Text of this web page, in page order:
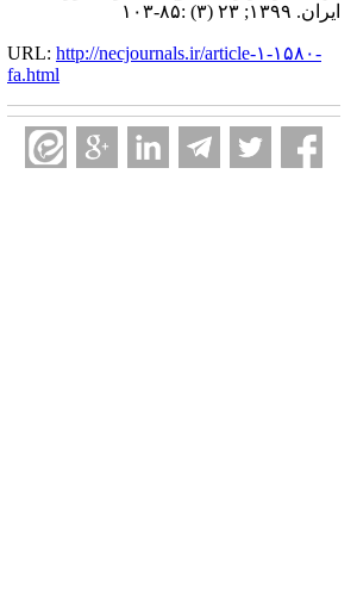
ایران. ۱۳۹۹; ۲۳ (۳) :۸۵-۱۰۳
URL: http://necjournals.ir/article-۱-۱۵۸۰-
fa.html